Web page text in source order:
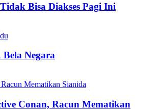
Bisa Diakses Pagi Ini
Negara
Conan, Racun Mematikan